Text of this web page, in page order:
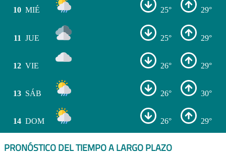
10 MIÉ 25° 29°
11 JUE 25° 29°
12 VIE 26° 29°
13 SÁB 26° 30°
14 DOM 26° 29°
PRONÓSTICO DEL TIEMPO A LARGO PLAZO